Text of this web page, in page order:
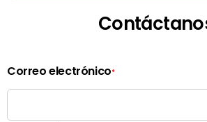
Correo electrónico*